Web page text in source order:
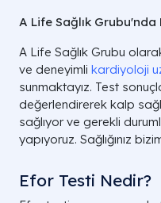
A Life Sağlık Grubu'nda
A Life Sağlık Grubu
ve deneyimli kardiyoloji
sunmaktayız. Test
değerlendirerek kalp
sağlıyor ve gerekli
yapıyoruz. Sağlığınız
Efor Testi Nedir?